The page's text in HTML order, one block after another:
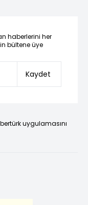
haberlerini her
bültene üye
Kaydet
uygulamasını